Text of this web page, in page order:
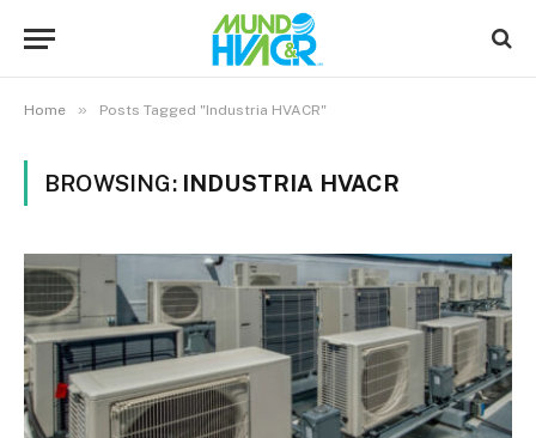
Home » Posts Tagged "Industria HVACR"
BROWSING: INDUSTRIA HVACR